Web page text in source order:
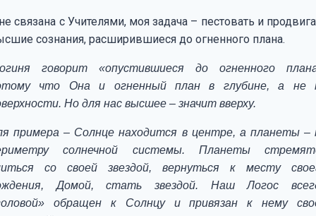
связана с Учителями, моя задача – пестовать и
сознания, расширившиеся до огненного плана.
говорит «опустившиеся до огненного
что Она и огненный план в глубине, а не
Но для нас высшее – значит вверху.
примера – Солнце находится в центре, а планеты –
солнечной системы. Планеты
со своей звездой, вернуться к месту
Домой, стать звездой. Наш Логос
обращен к Солнцу и привязан к нему